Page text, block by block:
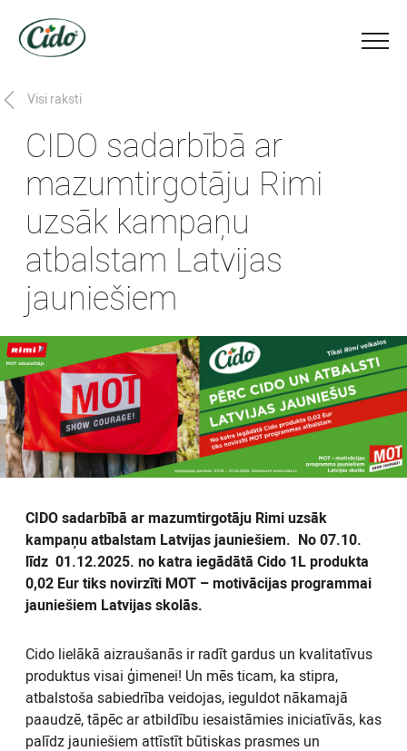
Visi raksti
CIDO sadarbībā ar
mazumtirgotāju Rimi
uzsāk kampaņu
atbalstam Latvijas
jauniešiem
CIDO sadarbībā ar mazumtirgotāju Rimi uzsāk
kampaņu atbalstam Latvijas jauniešiem. No 07.10.
līdz 01.12.2025. no katra iegādātā Cido 1L produkta
0,02 Eur tiks novirzīti MOT – motivācijas programmai
jauniešiem Latvijas skolās.
Cido lielākā aizraušanās ir radīt gardus un kvalitatīvus
produktus visai ģimenei! Un mēs ticam, ka stipra,
atbalstoša sabiedrība veidojas, ieguldot nākamajā
paaudzē, tāpēc ar atbildību iesaistāmies iniciatīvās, kas
palīdz jauniešiem attīstīt būtiskas prasmes un